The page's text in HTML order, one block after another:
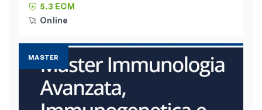
5.3 ECM
Online
MASTER